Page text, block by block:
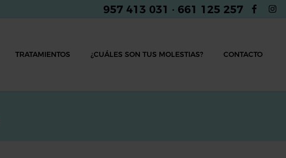
957 413 031 · 661 125 257
TRATAMIENTOS ¿CUÁLES SON TUS MOLESTIAS? CONTACTO